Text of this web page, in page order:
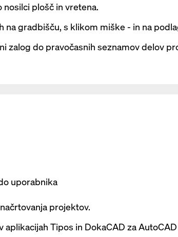
plošč in vretena.
na gradbišču, s klikom miške - in na
zalog do pravočasnih seznamov delov
uporabnika
projektov.
Tipos in DokaCAD za AutoCAD